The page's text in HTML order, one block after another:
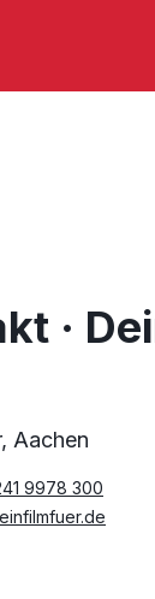
·
Aachen
9978 300